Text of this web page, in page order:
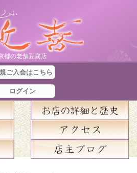
都の老舗豆腐店
ご入会はこちら
ログイン